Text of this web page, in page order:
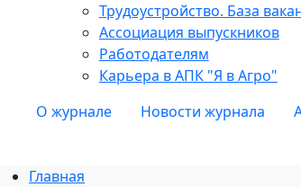
Трудоустройство. База
Ассоциация выпускников
Работодателям
Карьера в АПК "Я в Агро"
О журнале Новости журнала
Главная